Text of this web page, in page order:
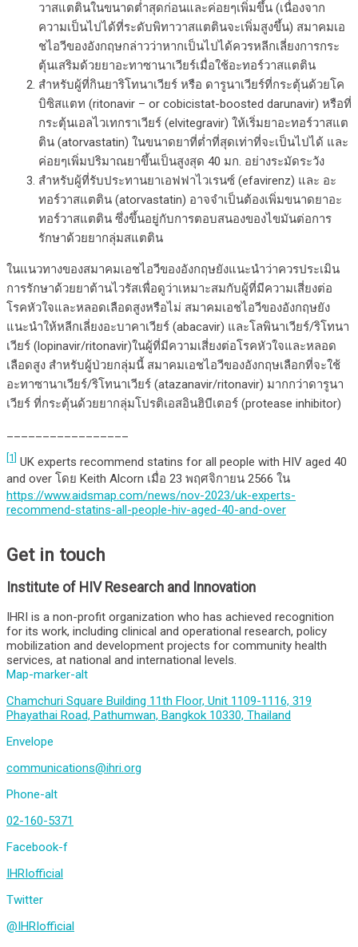
วาสแตตินในขนาดต่ำสุดก่อนและค่อยๆเพิ่มขึ้น (เนื่องจาก
ความเป็นไปได้ที่ระดับพิทาวาสแตตินจะเพิ่มสูงขึ้น) สมาคมเอ
ชไอวีของอังกฤษกล่าวว่าหากเป็นไปได้ควรหลีกเลี่ยงการกระ
ตุ้นเสริมด้วยยาอะทาซานาเวียร์เมื่อใช้อะทอร์วาสแตติน
สำหรับผู้ที่กินยาริโทนาเวียร์ หรือ ดารูนาเวียร์ที่กระตุ้นด้วยโค
บิซิสแตท (ritonavir – or cobicistat-boosted darunavir) หรือที่
กระตุ้นเอลไวเทกราเวียร์ (elvitegravir) ให้เริ่มยาอะทอร์วาสแต
ติน (atorvastatin) ในขนาดยาที่ต่ำที่สุดเท่าที่จะเป็นไปได้ และ
ค่อยๆเพิ่มปริมาณยาขึ้นเป็นสูงสุด 40 มก. อย่างระมัดระวัง
สำหรับผู้ที่รับประทานยาเอฟฟาไวเรนซ์ (efavirenz) และ อะ
ทอร์วาสแตติน (atorvastatin) อาจจำเป็นต้องเพิ่มขนาดยาอะ
ทอร์วาสแตติน ซึ่งขึ้นอยู่กับการตอบสนองของไขมันต่อการ
รักษาด้วยยากลุ่มสแตติน
ในแนวทางของสมาคมเอชไอวีของอังกฤษยังแนะนำว่าควรประเมิน
การรักษาด้วยยาต้านไวรัสเพื่อดูว่าเหมาะสมกับผู้ที่มีความเสี่ยงต่อ
โรคหัวใจและหลอดเลือดสูงหรือไม่ สมาคมเอชไอวีของอังกฤษยัง
แนะนำให้หลีกเลี่ยงอะบาคาเวียร์ (abacavir) และโลพินาเวียร์/ริโทนา
เวียร์ (lopinavir/ritonavir)ในผู้ที่มีความเสี่ยงต่อโรคหัวใจและหลอด
เลือดสูง สำหรับผู้ป่วยกลุ่มนี้ สมาคมเอชไอวีของอังกฤษเลือกที่จะใช้
อะทาซานาเวียร์/ริโทนาเวียร์ (atazanavir/ritonavir) มากกว่าดารูนา
เวียร์ ที่กระตุ้นด้วยยากลุ่มโปรติเอสอินฮิบีเตอร์ (protease inhibitor)
[1] UK experts recommend statins for all people with HIV aged 40
and over โดย Keith Alcorn เมื่อ 23 พฤศจิกายน 2566 ใน
https://www.aidsmap.com/news/nov-2023/uk-experts-
recommend-statins-all-people-hiv-aged-40-and-over
Get in touch
Institute of HIV Research and Innovation
IHRI is a non-profit organization who has achieved recognition
for its work, including clinical and operational research, policy
mobilization and development projects for community health
services, at national and international levels.
Map-marker-alt
Chamchuri Square Building 11th Floor, Unit 1109-1116, 319
Phayathai Road, Pathumwan, Bangkok 10330, Thailand
Envelope
communications@ihri.org
Phone-alt
02-160-5371
Facebook-f
IHRIofficial
Twitter
@IHRIofficial